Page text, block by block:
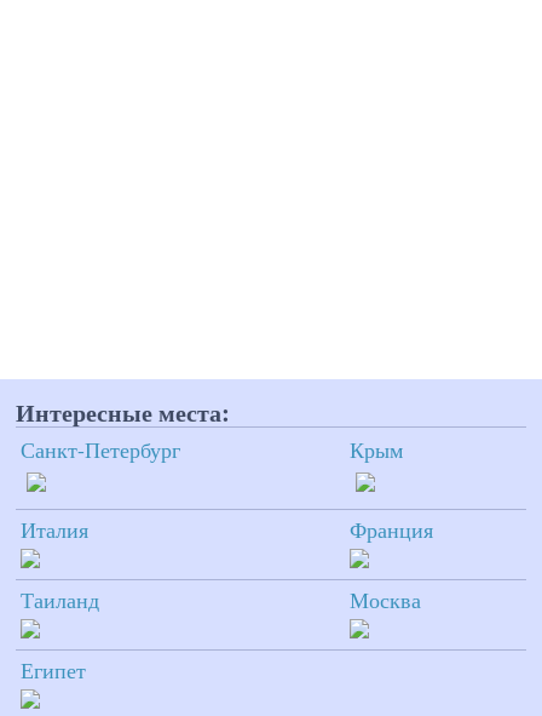
Интересные места:
Санкт-Петербург Крым
Италия Франция
Таиланд Москва
Египет